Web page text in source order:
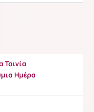
Ημέρα